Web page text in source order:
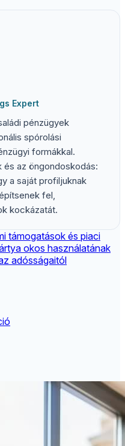
Expert
pénzügyek
spórolási
formákkal.
az öngondoskodás:
a saját profiljuknak
fel,
kockázatát.
támogatások és piaci
okos használatának
adósságaitól